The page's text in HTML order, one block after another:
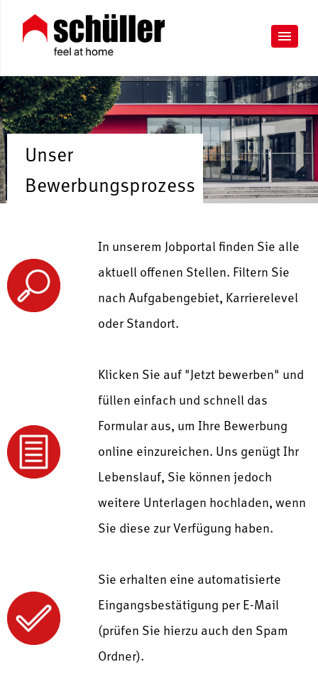
Unser
Bewerbungsprozess
In unserem Jobportal finden Sie alle
aktuell offenen Stellen. Filtern Sie
nach Aufgabengebiet, Karrierelevel
oder Standort.
Klicken Sie auf "Jetzt bewerben" und
füllen einfach und schnell das
Formular aus, um Ihre Bewerbung
online einzureichen. Uns genügt Ihr
Lebenslauf, Sie können jedoch
weitere Unterlagen hochladen, wenn
Sie diese zur Verfügung haben.
Sie erhalten eine automatisierte
Eingangsbestätigung per E-Mail
(prüfen Sie hierzu auch den Spam
Ordner).